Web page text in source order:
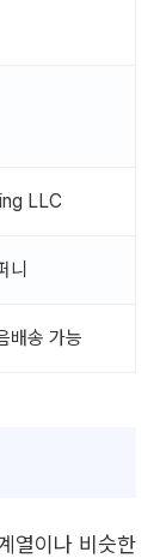
LLC
니
배송 가능
열이나 비슷한